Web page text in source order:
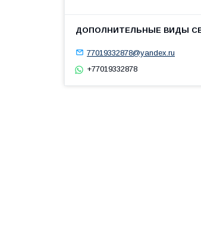
77019332878@yandex.ru
+77019332878